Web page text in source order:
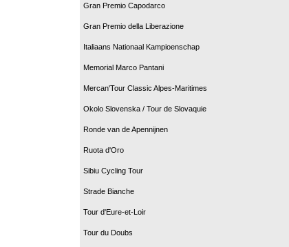
Gran Premio Capodarco
Gran Premio della Liberazione
Italiaans Nationaal Kampioenschap
Memorial Marco Pantani
Mercan'Tour Classic Alpes-Maritimes
Okolo Slovenska / Tour de Slovaquie
Ronde van de Apennijnen
Ruota d'Oro
Sibiu Cycling Tour
Strade Bianche
Tour d'Eure-et-Loir
Tour du Doubs